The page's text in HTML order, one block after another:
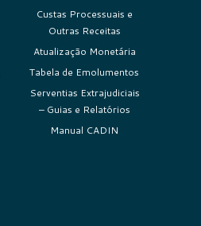
Custas Processuais e
Outras Receitas
Atualização Monetária
Tabela de Emolumentos
Serventias Extrajudiciais
– Guias e Relatórios
Manual CADIN